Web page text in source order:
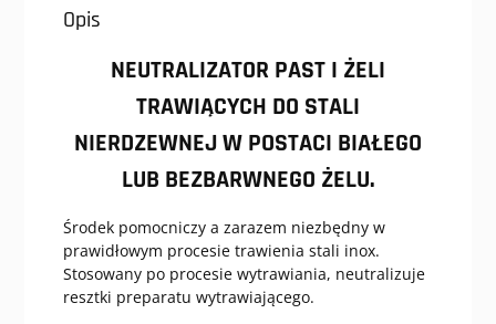
Opis
NEUTRALIZATOR PAST I ŻELI
TRAWIĄCYCH DO STALI
NIERDZEWNEJ W POSTACI BIAŁEGO
LUB BEZBARWNEGO ŻELU.
Środek pomocniczy a zarazem niezbędny w
prawidłowym procesie trawienia stali inox.
Stosowany po procesie wytrawiania, neutralizuje
resztki preparatu wytrawiającego.